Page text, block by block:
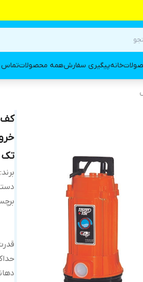
خانهپیگیری سفارشهمه محصولاتتماس
تک
برند: